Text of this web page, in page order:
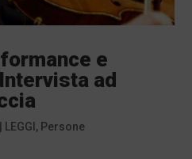
e
ad
LEGGI , Persone